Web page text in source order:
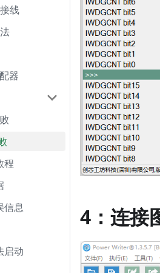
线
器
程
信息
启动
4：连接